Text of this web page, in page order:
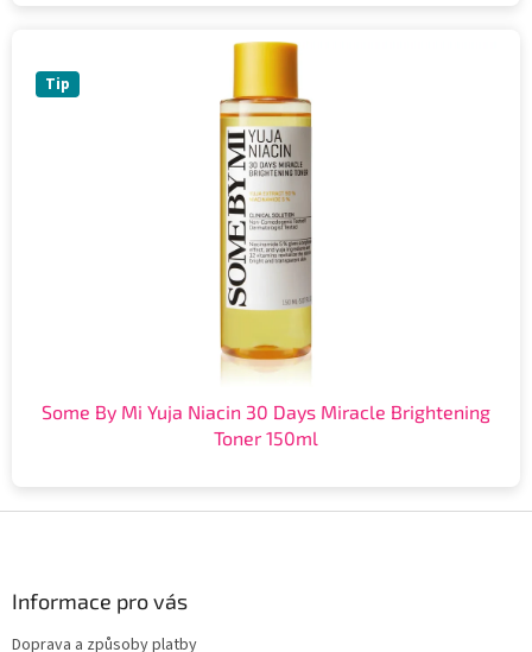
Tip
Some By Mi Yuja Niacin 30 Days Miracle Brightening
Toner 150ml
Informace pro vás
Doprava a způsoby platby